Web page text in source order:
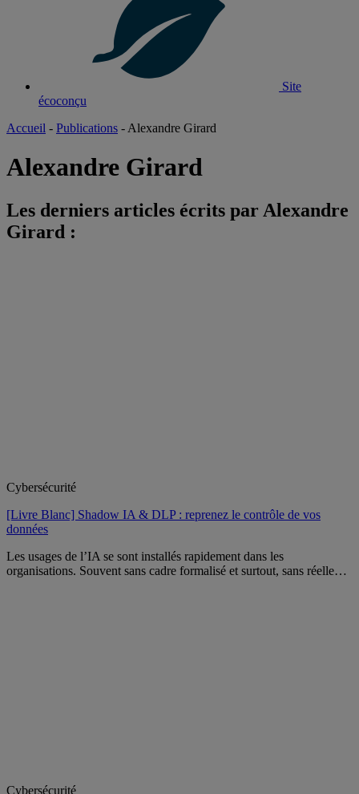
Site
écoconçu
Accueil - Publications - Alexandre Girard
Alexandre Girard
Les derniers articles écrits par Alexandre
Girard :
Cybersécurité
[Livre Blanc] Shadow IA & DLP : reprenez le contrôle de vos
données
Les usages de l’IA se sont installés rapidement dans les
organisations. Souvent sans cadre formalisé et surtout, sans réelle…
Cybersécurité